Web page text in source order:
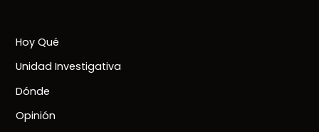
Hoy Qué
Unidad Investigativa
Dónde
Opinión